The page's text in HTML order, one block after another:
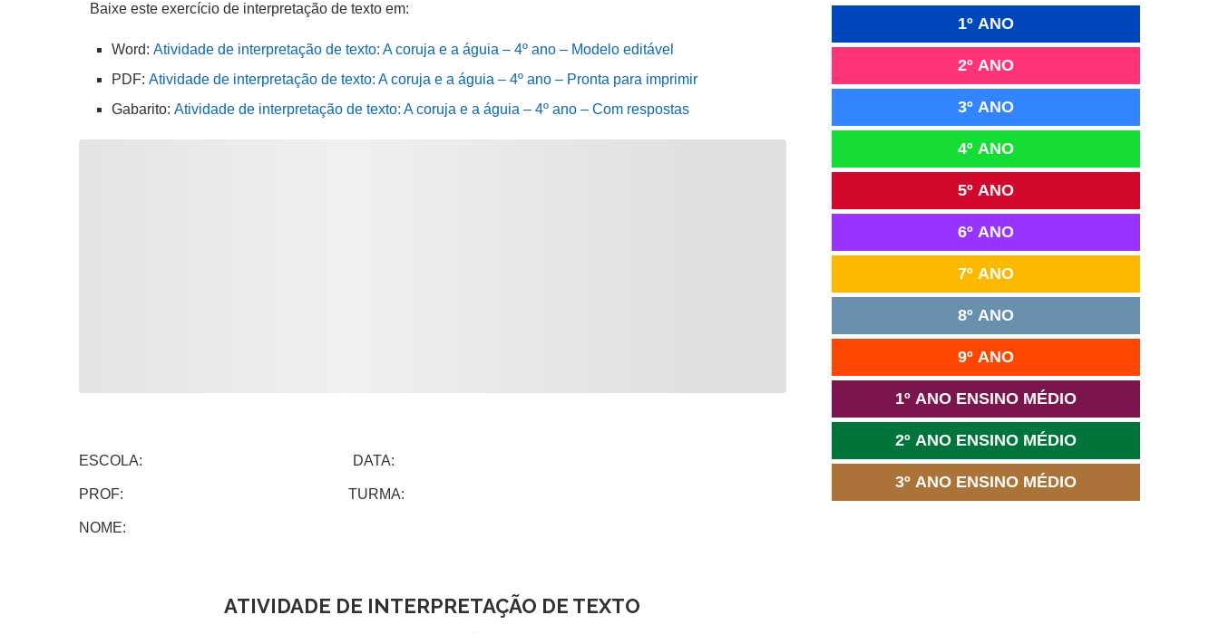
Baixe este exercício de interpretação de texto em:
Word: Atividade de interpretação de texto: A coruja e a águia – 4º ano – Modelo editável
PDF: Atividade de interpretação de texto: A coruja e a águia – 4º ano – Pronta para imprimir
Gabarito: Atividade de interpretação de texto: A coruja e a águia – 4º ano – Com respostas
ESCOLA: DATA:
PROF: TURMA:
NOME:
ATIVIDADE DE INTERPRETAÇÃO DE TEXTO
1º ANO
2º ANO
3º ANO
4º ANO
5º ANO
6º ANO
7º ANO
8º ANO
9º ANO
1º ANO ENSINO MÉDIO
2º ANO ENSINO MÉDIO
3º ANO ENSINO MÉDIO